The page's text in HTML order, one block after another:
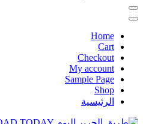
Home
Cart
Checkout
My account
Sample Page
Shop
الرئيسية